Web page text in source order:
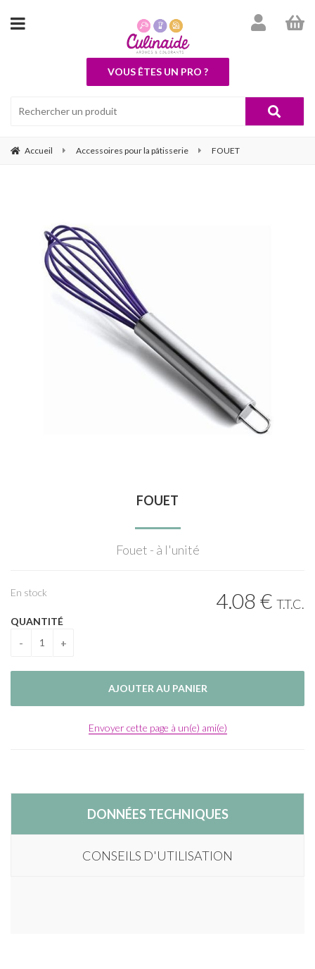
VOUS ÊTES UN PRO ?
Accueil Accessoires pour la pâtisserie FOUET
FOUET
Fouet - à l'unité
4.08 € T.T.C.
En stock
QUANTITÉ
Envoyer cette page à un(e) ami(e)
DONNÉES TECHNIQUES
CONSEILS D'UTILISATION